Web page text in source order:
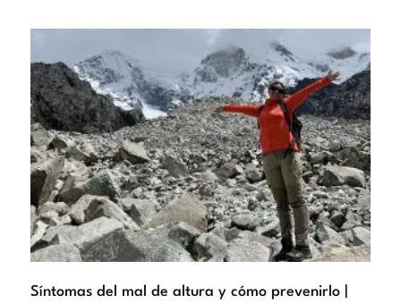
Síntomas del mal de altura y cómo prevenirlo |